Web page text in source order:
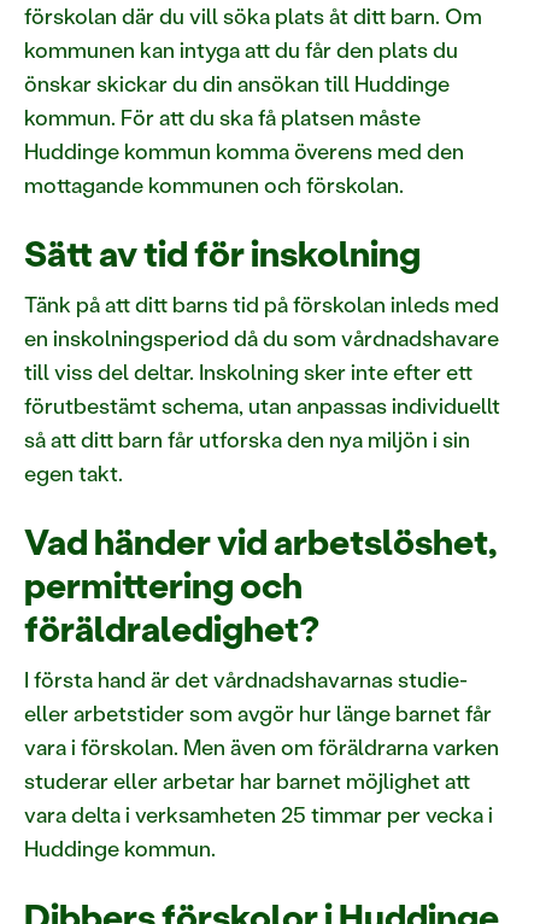
förskolan där du vill söka plats åt ditt barn. Om
kommunen kan intyga att du får den plats du
önskar skickar du din ansökan till Huddinge
kommun. För att du ska få platsen måste
Huddinge kommun komma överens med den
mottagande kommunen och förskolan.
Sätt av tid för inskolning
Tänk på att ditt barns tid på förskolan inleds med
en inskolningsperiod då du som vårdnadshavare
till viss del deltar. Inskolning sker inte efter ett
förutbestämt schema, utan anpassas individuellt
så att ditt barn får utforska den nya miljön i sin
egen takt.
Vad händer vid arbetslöshet,
permittering och
föräldraledighet?
I första hand är det vårdnadshavarnas studie-
eller arbetstider som avgör hur länge barnet får
vara i förskolan. Men även om föräldrarna varken
studerar eller arbetar har barnet möjlighet att
vara delta i verksamheten 25 timmar per vecka i
Huddinge kommun.